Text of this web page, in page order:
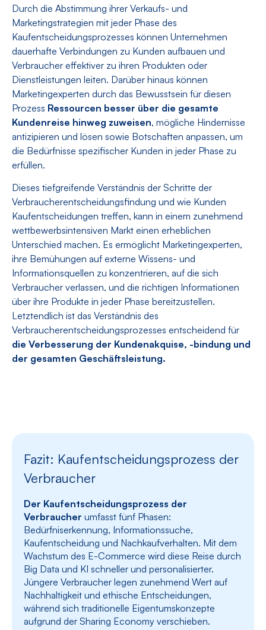
Durch die Abstimmung ihrer Verkaufs- und
Marketingstrategien mit jeder Phase des
Kaufentscheidungsprozesses können Unternehmen
dauerhafte Verbindungen zu Kunden aufbauen und
Verbraucher effektiver zu ihren Produkten oder
Dienstleistungen leiten. Darüber hinaus können
Marketingexperten durch das Bewusstsein für diesen
Prozess Ressourcen besser über die gesamte
Kundenreise hinweg zuweisen, mögliche Hindernisse
antizipieren und lösen sowie Botschaften anpassen, um
die Bedürfnisse spezifischer Kunden in jeder Phase zu
erfüllen.
Dieses tiefgreifende Verständnis der Schritte der
Verbraucherentscheidungsfindung und wie Kunden
Kaufentscheidungen treffen, kann in einem zunehmend
wettbewerbsintensiven Markt einen erheblichen
Unterschied machen. Es ermöglicht Marketingexperten,
ihre Bemühungen auf externe Wissens- und
Informationsquellen zu konzentrieren, auf die sich
Verbraucher verlassen, und die richtigen Informationen
über ihre Produkte in jeder Phase bereitzustellen.
Letztendlich ist das Verständnis des
Verbraucherentscheidungsprozesses entscheidend für
die Verbesserung der Kundenakquise, -bindung und
der gesamten Geschäftsleistung.
Fazit: Kaufentscheidungsprozess der
Verbraucher
Der Kaufentscheidungsprozess der
Verbraucher umfasst fünf Phasen:
Bedürfniserkennung, Informationssuche,
Kaufentscheidung und Nachkaufverhalten. Mit dem
Wachstum des E-Commerce wird diese Reise durch
Big Data und KI schneller und personalisierter.
Jüngere Verbraucher legen zunehmend Wert auf
Nachhaltigkeit und ethische Entscheidungen,
während sich traditionelle Eigentumskonzepte
aufgrund der Sharing Economy verschieben.